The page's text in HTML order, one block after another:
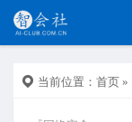
当前位置： 首页 »